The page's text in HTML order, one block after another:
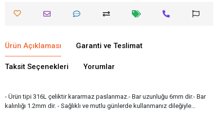
Ürün Açıklaması Garanti ve Teslimat
Taksit Seçenekleri Yorumlar
- Ürün tipi 316L çeliktir kararmaz paslanmaz.- Bar uzunluğu 6mm dir.- Bar
kalınlığı 1.2mm dir. - Sağlıklı ve mutlu günlerde kullanmanız dileğiyle…